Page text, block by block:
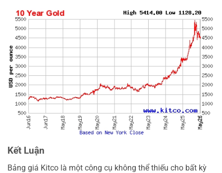
Kết Luận
Bảng giá Kitco là một công cụ không thể thiếu cho bất kỳ